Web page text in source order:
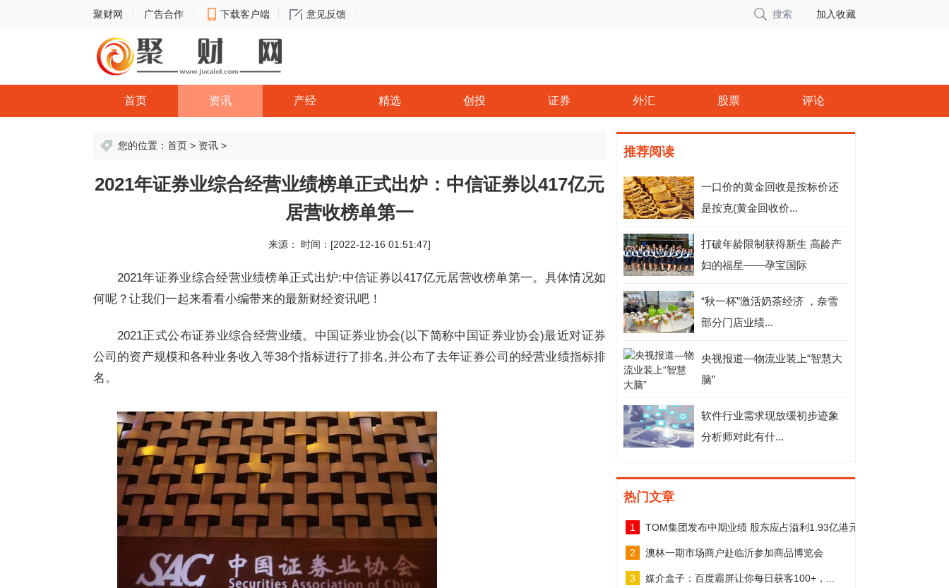
聚财网 广告合作 下载客户端 意见反馈 搜索 加入收藏
首页 资讯 产经 精选 创投 证券 外汇 股票 评论
您的位置： 首页 > 资讯 >
2021年证券业综合经营业绩榜单正式出炉：中信证券以417亿元
居营收榜单第一
来源： 时间：[2022-12-16 01:51:47]
2021年证券业综合经营业绩榜单正式出炉:中信证券以417亿元居营收榜单第一。具体情况如
何呢？让我们一起来看看小编带来的最新财经资讯吧！
2021正式公布证券业综合经营业绩。中国证券业协会(以下简称中国证券业协会)最近对证券
公司的资产规模和各种业务收入等38个指标进行了排名,并公布了去年证券公司的经营业绩指标排
名。
推荐阅读
一口价的黄金回收是按标价还
是按克(黄金回收价...
打破年龄限制获得新生 高龄产
妇的福星——孕宝国际
“秋一杯”激活奶茶经济 ，奈雪
部分门店业绩...
央视报道—物流业装上“智慧大
脑”
软件行业需求现放缓初步迹象
分析师对此有什...
热门文章
1 TOM集团发布中期业绩 股东应占溢利1.93亿港元
2 澳林一期市场商户赴临沂参加商品博览会
3 媒介盒子：百度霸屏让你每日获客100+，...